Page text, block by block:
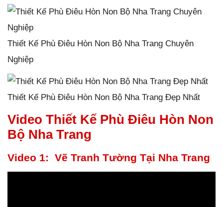
Thiết Kế Phù Điêu Hòn Non Bộ Nha Trang Chuyên
Nghiệp
Thiết Kế Phù Điêu Hòn Non Bộ Nha Trang Đẹp Nhất
Video Thiết Kế Phù Điêu Hòn Non
Bộ Nha Trang
Video 1: Vẽ Tranh Tường Tại Nha Trang